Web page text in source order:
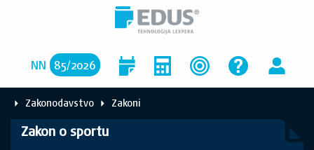
NN 85/2026
Zakonodavstvo Zakoni
Zakon o sportu